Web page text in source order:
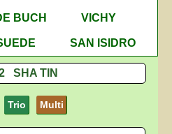
BUCH
VICHY
SAN ISIDRO
SHA TIN
Trio Multi